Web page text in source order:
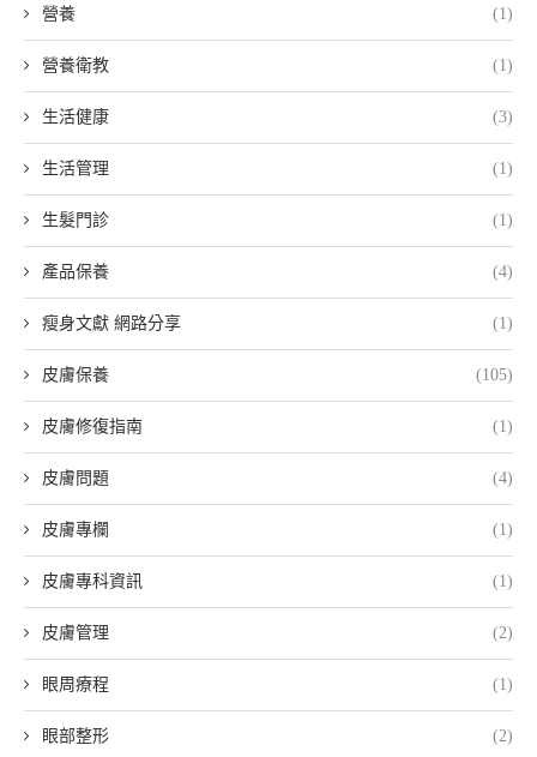
營養 (1)
營養衛教 (1)
生活健康 (3)
生活管理 (1)
生髮門診 (1)
產品保養 (4)
瘦身文獻 網路分享 (1)
皮膚保養 (105)
皮膚修復指南 (1)
皮膚問題 (4)
皮膚專欄 (1)
皮膚專科資訊 (1)
皮膚管理 (2)
眼周療程 (1)
眼部整形 (2)